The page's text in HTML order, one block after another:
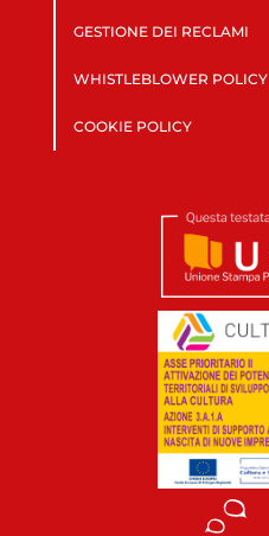
GESTIONE DEI RECLAMI
WHISTLEBLOWER POLICY
COOKIE POLICY